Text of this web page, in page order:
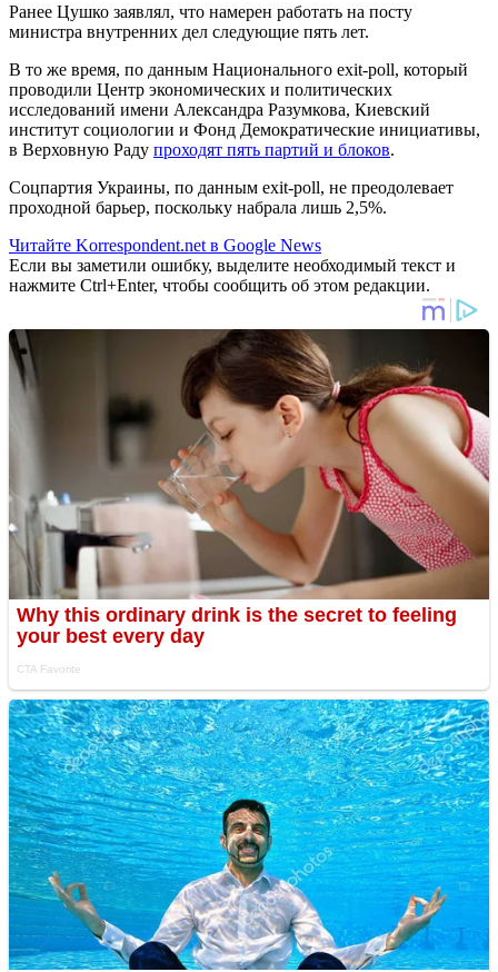
Ранее Цушко заявлял, что намерен работать на посту
министра внутренних дел следующие пять лет.
В то же время, по данным Национального exit-poll, который
проводили Центр экономических и политических
исследований имени Александра Разумкова, Киевский
институт социологии и Фонд Демократические инициативы,
в Верховную Раду проходят пять партий и блоков.
Соцпартия Украины, по данным exit-poll, не преодолевает
проходной барьер, поскольку набрала лишь 2,5%.
Читайте Korrespondent.net в Google News
Если вы заметили ошибку, выделите необходимый текст и
нажмите Ctrl+Enter, чтобы сообщить об этом редакции.